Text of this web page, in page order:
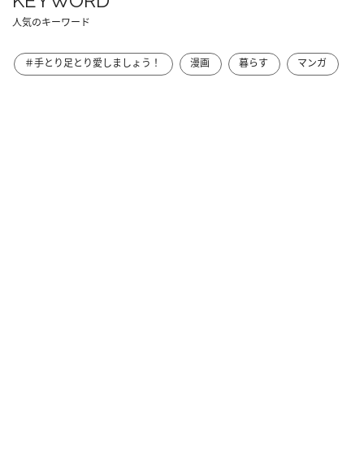
人気のキーワード
＃手とり足とり愛しましょう！ 漫画 暮らす マンガ